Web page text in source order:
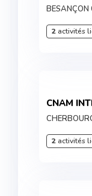
2activités
CNAM
2activités